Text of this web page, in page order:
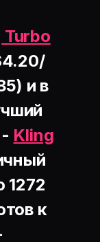
Turbo
и в
Kling
1272
к